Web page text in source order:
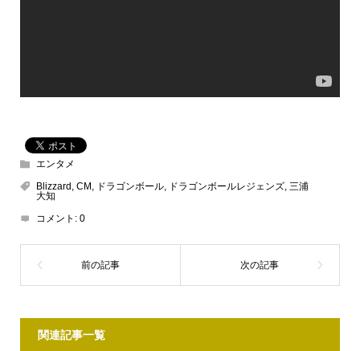
エンタメ
Blizzard , CM , ドラゴンボール, ドラゴンボールレジェンズ, 三浦
大知
コメント: 0
関連記事一覧